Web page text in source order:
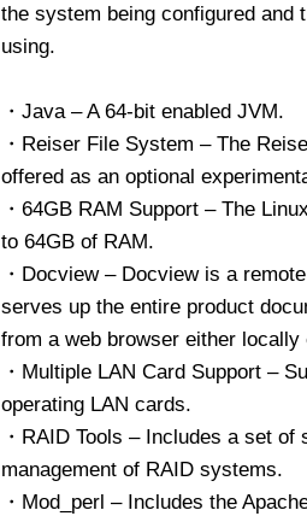
the system being configured and
using.
・Java – A 64-bit enabled JVM.
・Reiser File System – The
offered as an optional
・64GB RAM Support – The
to 64GB of RAM.
・Docview – Docview is a
serves up the entire product
from a web browser either locally
・Multiple LAN Card Support –
operating LAN cards.
・RAID Tools – Includes a set
management of RAID systems.
・Mod_perl – Includes the